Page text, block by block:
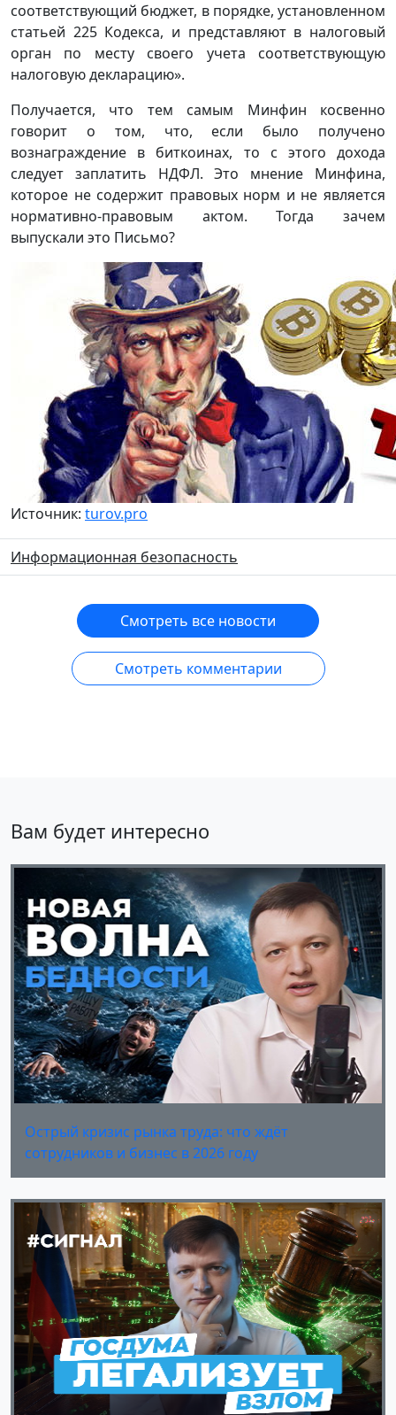
соответствующий бюджет, в порядке, установленном
статьей 225 Кодекса, и представляют в налоговый
орган по месту своего учета соответствующую
налоговую декларацию».
Получается, что тем самым Минфин косвенно
говорит о том, что, если было получено
вознаграждение в биткоинах, то с этого дохода
следует заплатить НДФЛ. Это мнение Минфина,
которое не содержит правовых норм и не является
нормативно-правовым актом. Тогда зачем
выпускали это Письмо?
Источник: turov.pro
Информационная безопасность
Смотреть все новости
Смотреть комментарии
Вам будет интересно
Острый кризис рынка труда: что ждёт
сотрудников и бизнес в 2026 году